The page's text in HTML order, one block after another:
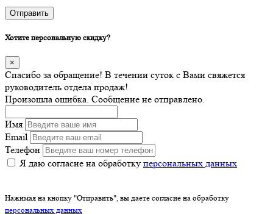
Отправить
Хотите персональную скидку?
×
Спасибо за обращение! В течении суток с Вами свяжется
руководитель отдела продаж!
Произошла ошибка. Сообщение не отправлено.
Имя
Email
Телефон
Я даю согласие на обработку персональных данных
Нажимая на кнопку "Отправить", вы даете согласие на обработку
персональных данных